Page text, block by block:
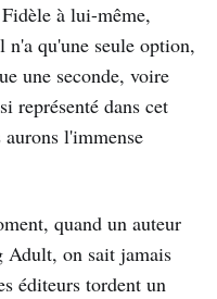
à lui-même,
qu'une seule option,
une seconde, voire
représenté dans cet
l'immense
quand un auteur
Adult, on sait jamais
éditeurs tordent un